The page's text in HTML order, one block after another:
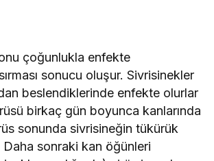
çoğunlukla enfekte
sonucu oluşur. Sivrisinekler
beslendiklerinde enfekte olurlar
birkaç gün boyunca kanlarında
sonunda sivrisineğin tükürük
sonraki kan öğünleri